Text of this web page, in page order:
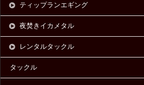
ティップランエギング
夜焚きイカメタル
レンタルタックル
タックル